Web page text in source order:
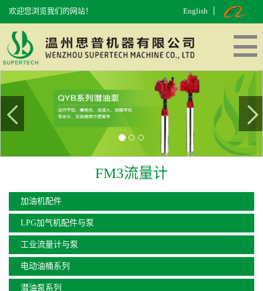
欢迎您浏览我们的网站！ English
走进思普
产品中心 工厂面貌
在线留言 联系我们
FM3流量计
加油机配件
LPG加气机配件与泵
工业流量计与泵
电动油桶系列
潜油泵系列